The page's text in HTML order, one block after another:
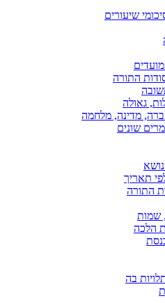
שיעורים
התורה
גאולה
מדינה, מלחמה
שונים
תאריך
התורה
שמות
הלכה
בה